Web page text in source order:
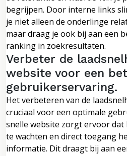
begrijpen. Door interne links
je niet alleen de onderlinge
maar draag je ook bij aan een
ranking in zoekresultaten.
Verbeter de
website voor een
gebruikerservaring.
Het verbeteren van de
cruciaal voor een optimale
snelle website zorgt ervoor dat
te wachten en direct toegang
informatie. Dit draagt bij aan